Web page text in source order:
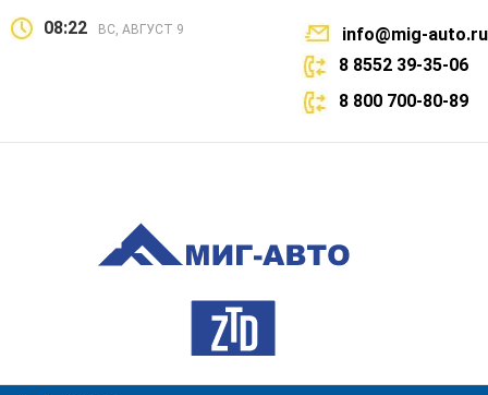
08:22 ВС, АВГУСТ 9
info@mig-auto.ru
8 8552 39-35-06
8 800 700-80-89